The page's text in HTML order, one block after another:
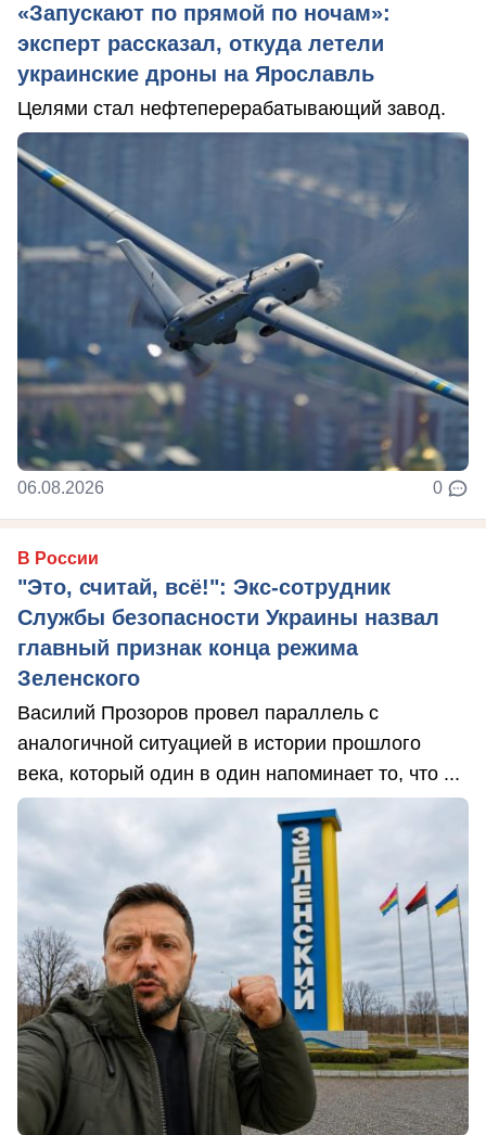
«Запускают по прямой по ночам»:
эксперт рассказал, откуда летели
украинские дроны на Ярославль
Целями стал нефтеперерабатывающий завод.
06.08.2026 0
В России
"Это, считай, всё!": Экс-сотрудник
Службы безопасности Украины назвал
главный признак конца режима
Зеленского
Василий Прозоров провел параллель с
аналогичной ситуацией в истории прошлого
века, который один в один напоминает то, что ...